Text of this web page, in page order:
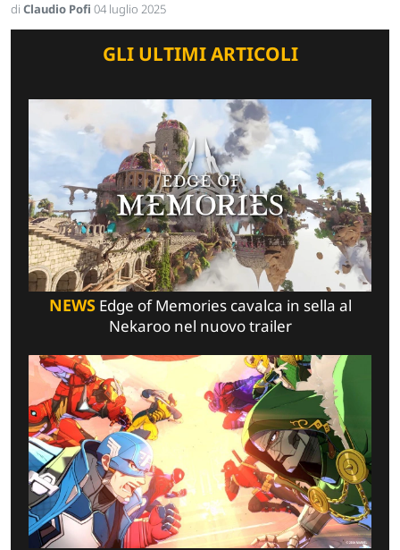
di Claudio Pofi 04 luglio 2025
GLI ULTIMI ARTICOLI
NEWSEdge of Memories cavalca in sella al
Nekaroo nel nuovo trailer